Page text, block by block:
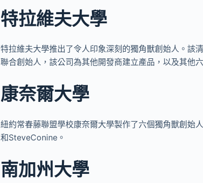
特拉維夫大學
特拉維夫大學推出了令人印象深刻的獨角獸創始人。
聯合創始人，該公司為其他開發商建立產品，以及其他
康奈爾大學
紐約常春藤聯盟學校康奈爾大學製作了六個獨角獸創
和SteveConine。
南加州大學